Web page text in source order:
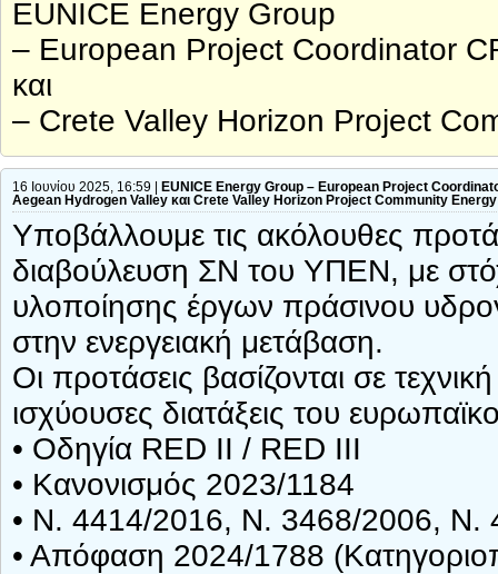
EUNICE Energy Group
– European Project Coordinator
και
– Crete Valley Horizon Project
16 Ιουνίου 2025, 16:59 |
EUNICE Energy Group – European Project
Aegean Hydrogen Valley και Crete Valley Horizon Project Community
Υποβάλλουμε τις ακόλουθες
διαβούλευση ΣN του ΥΠΕΝ, με
υλοποίησης έργων πράσινου
στην ενεργειακή μετάβαση.
Οι προτάσεις βασίζονται σε
ισχύουσες διατάξεις του
• Οδηγία RED II / RED III
• Κανονισμός 2023/1184
• Ν. 4414/2016, Ν. 3468/2006, Ν.
• Απόφαση 2024/1788